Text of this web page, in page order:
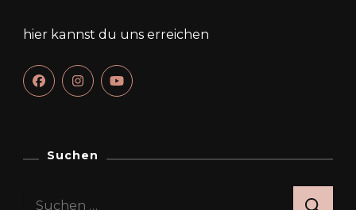
hier kannst du uns erreichen
Suchen
Suchen